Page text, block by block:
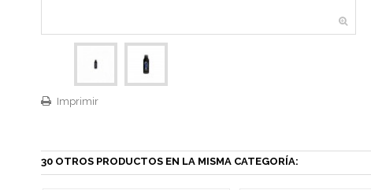
Imprimir
30 OTROS PRODUCTOS EN LA MISMA CATEGORÍA: